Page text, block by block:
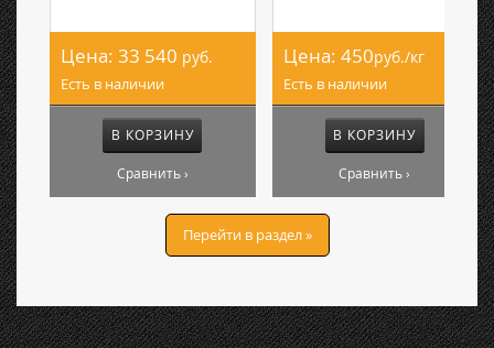
Цена: 33 540 руб.
Есть в наличии
В КОРЗИНУ
Сравнить ›
Цена: 450руб./кг
Есть в наличии
В КОРЗИНУ
Сравнить ›
Перейти в раздел »